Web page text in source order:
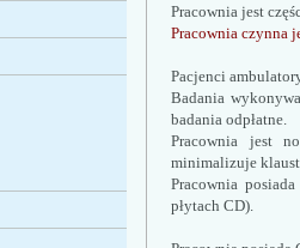
Pracownia jest
Pracownia czynna
Pacjenci
Badania
badania odpłatne.
Pracownia jest
minimalizuje
Pracownia
płytach CD).